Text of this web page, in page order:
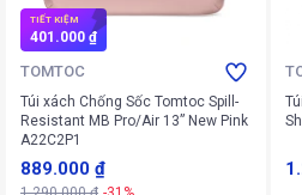
TIẾT KIỆM
401.000 ₫
TOMTOC
Túi xách Chống Sốc Tomtoc Spill-
Resistant MB Pro/Air 13” New Pink
A22C2P1
889.000 ₫